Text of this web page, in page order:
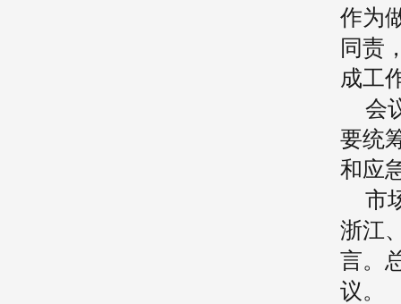
作为
同责
成工
会
要统
和应
市
浙江
言。
议。